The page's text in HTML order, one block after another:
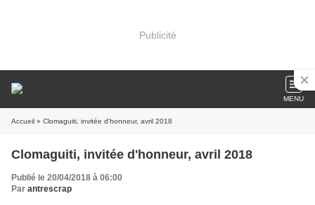
Publicité
MENU
Accueil » Clomaguiti, invitée d'honneur, avril 2018
Clomaguiti, invitée d'honneur, avril 2018
Publié le 20/04/2018 à 06:00
Par antrescrap